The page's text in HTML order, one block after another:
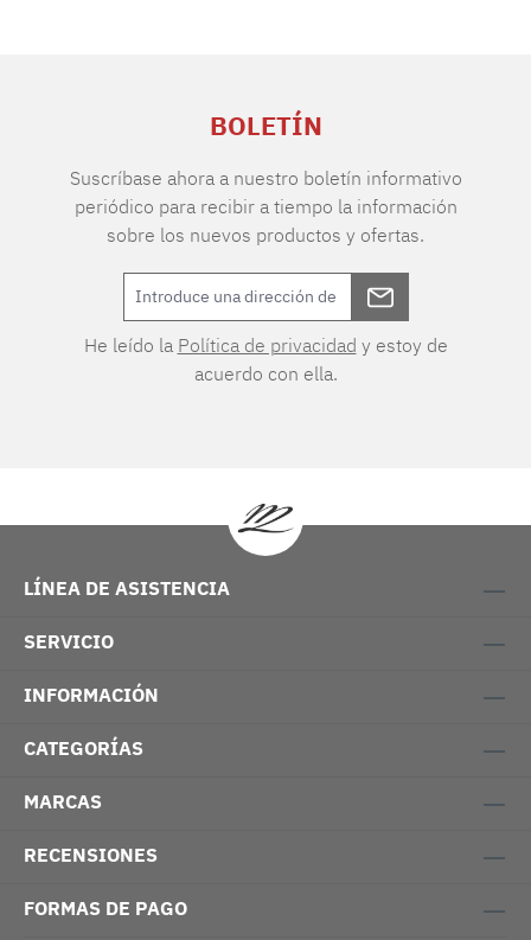
BOLETÍN
Suscríbase ahora a nuestro boletín informativo
periódico para recibir a tiempo la información
sobre los nuevos productos y ofertas.
He leído la Política de privacidad y estoy de
acuerdo con ella.
LÍNEA DE ASISTENCIA
SERVICIO
INFORMACIÓN
CATEGORÍAS
MARCAS
RECENSIONES
FORMAS DE PAGO